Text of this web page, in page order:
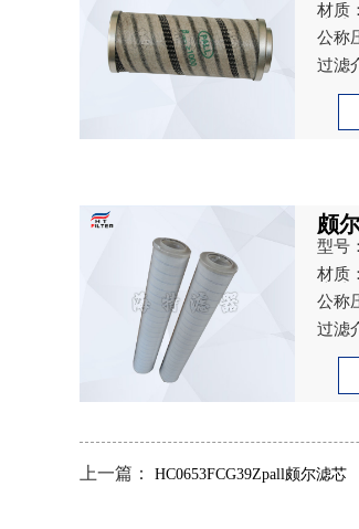
材质
烧结
公称
过滤
颇
型号
材质
烧结
公称
过滤
上一篇： HC0653FCG39Zpall颇尔滤芯